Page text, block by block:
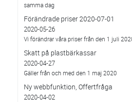
samma dag
Förändrade priser 2020-07-01
2020-05-26
Vi förändrar våra priser från den 1 juli
Skatt på plastbärkassar
2020-04-27
Gäller från och med den 1 maj 2020
Ny webbfunktion, Offertfråga
2020-04-02